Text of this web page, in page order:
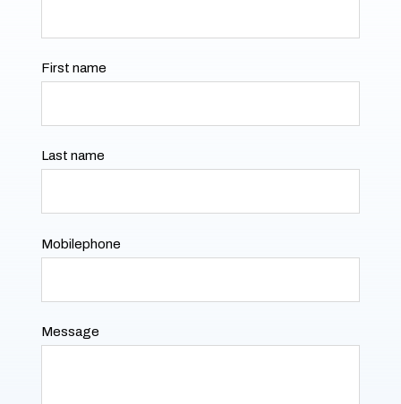
First name
Last name
Mobilephone
Message